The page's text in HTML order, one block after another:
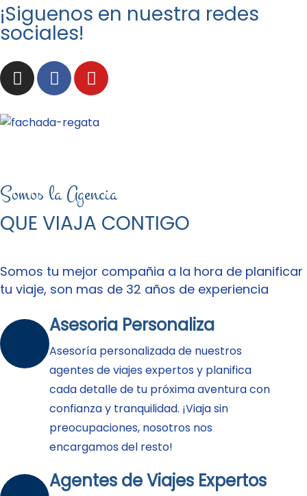
¡Siguenos en nuestra redes
sociales!
Somos la Agencia
QUE VIAJA CONTIGO
Somos tu mejor compañia a la hora de planificar
tu viaje, son mas de 32 años de experiencia
Asesoria Personaliza
Asesoría personalizada de nuestros
agentes de viajes expertos y planifica
cada detalle de tu próxima aventura con
confianza y tranquilidad. ¡Viaja sin
preocupaciones, nosotros nos
encargamos del resto!
Agentes de Viajes Expertos